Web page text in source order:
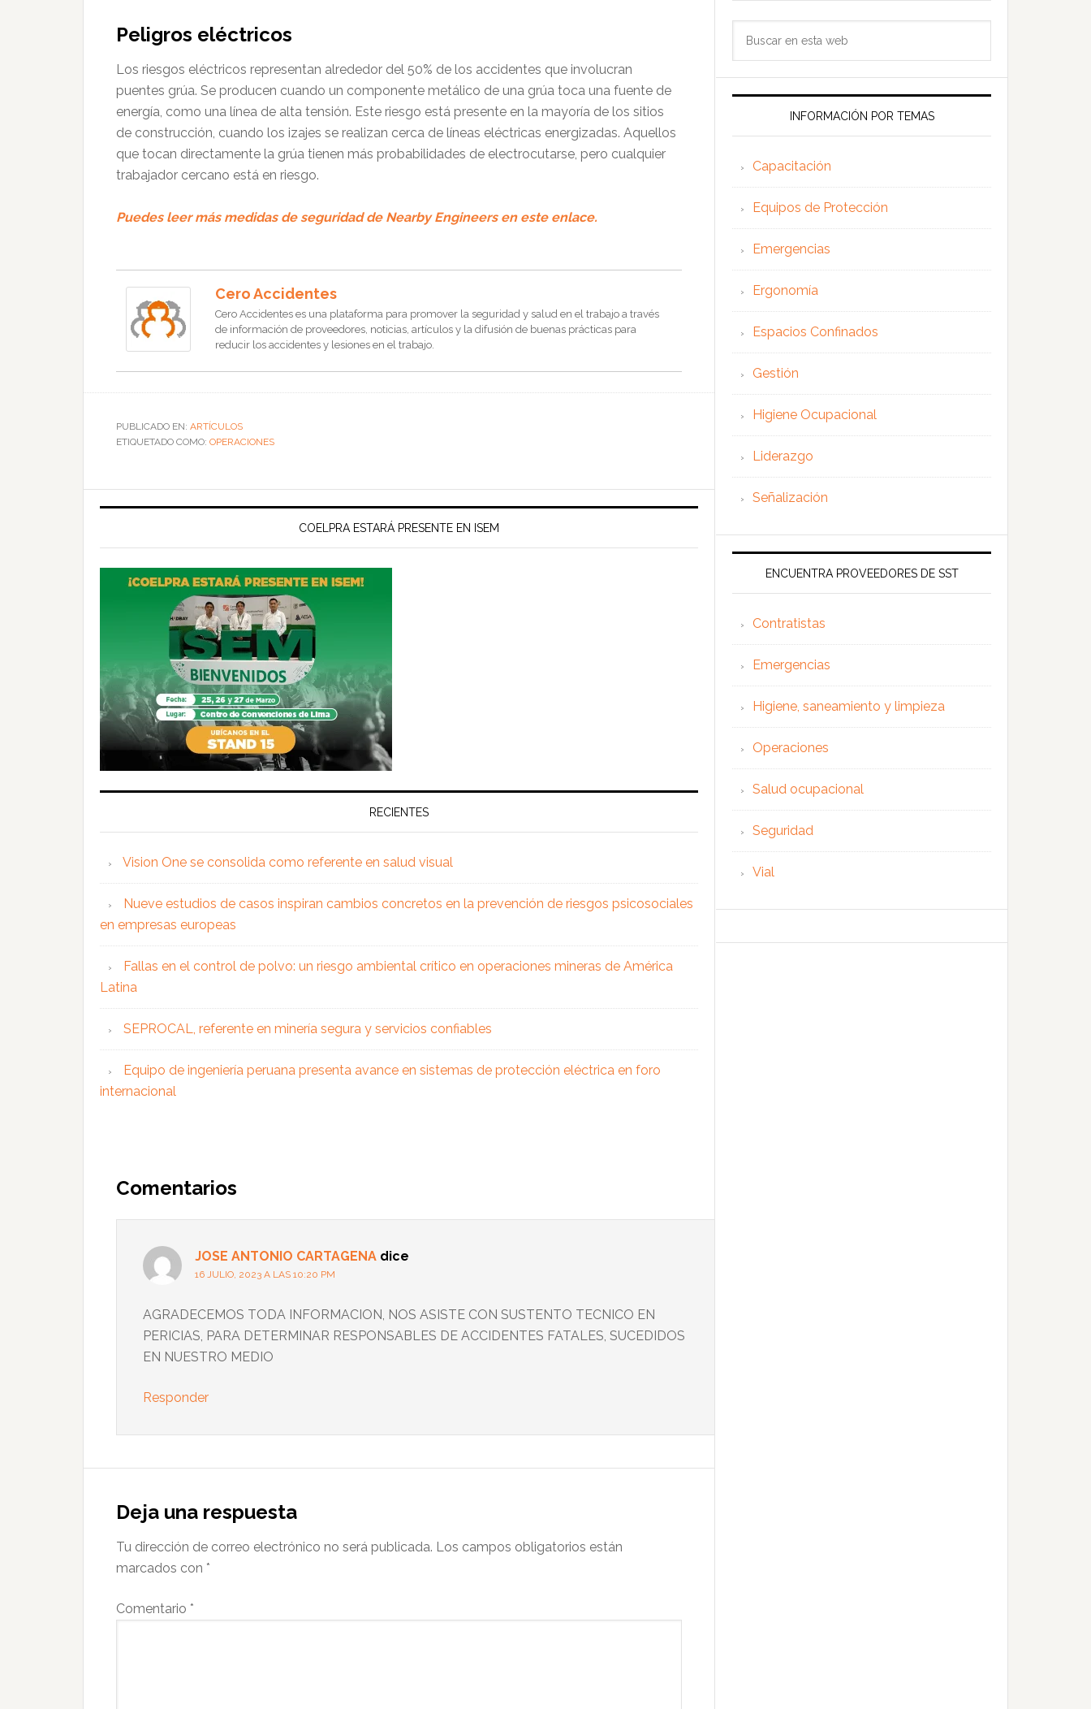
Peligros eléctricos
Los riesgos eléctricos representan alrededor del 50% de los accidentes que involucran
puentes grúa. Se producen cuando un componente metálico de una grúa toca una fuente de
energía, como una línea de alta tensión. Este riesgo está presente en la mayoría de los sitios
de construcción, cuando los izajes se realizan cerca de líneas eléctricas energizadas. Aquellos
que tocan directamente la grúa tienen más probabilidades de electrocutarse, pero cualquier
trabajador cercano está en riesgo.
Puedes leer más medidas de seguridad de Nearby Engineers en este enlace.
Cero Accidentes
Cero Accidentes es una plataforma para promover la seguridad y salud en el trabajo a través
de información de proveedores, noticias, artículos y la difusión de buenas prácticas para
reducir los accidentes y lesiones en el trabajo.
PUBLICADO EN: ARTÍCULOS
ETIQUETADO COMO: OPERACIONES
COELPRA ESTARÁ PRESENTE EN ISEM
RECIENTES
Vision One se consolida como referente en salud visual
Nueve estudios de casos inspiran cambios concretos en la prevención de riesgos psicosociales
en empresas europeas
Fallas en el control de polvo: un riesgo ambiental crítico en operaciones mineras de América
Latina
SEPROCAL, referente en minería segura y servicios confiables
Equipo de ingeniería peruana presenta avance en sistemas de protección eléctrica en foro
internacional
con
los
lectores
Comentarios
JOSE ANTONIO CARTAGENA dice
16 JULIO, 2023 A LAS 10:20 PM
AGRADECEMOS TODA INFORMACION, NOS ASISTE CON SUSTENTO TECNICO EN
PERICIAS, PARA DETERMINAR RESPONSABLES DE ACCIDENTES FATALES, SUCEDIDOS
EN NUESTRO MEDIO
Responder
Deja una respuesta
Tu dirección de correo electrónico no será publicada. Los campos obligatorios están
marcados con *
Comentario *
web
INFORMACIÓN POR TEMAS
Capacitación
Equipos de Protección
Emergencias
Ergonomía
Espacios Confinados
Gestión
Higiene Ocupacional
Liderazgo
Señalización
ENCUENTRA PROVEEDORES DE SST
Contratistas
Emergencias
Higiene, saneamiento y limpieza
Operaciones
Salud ocupacional
Seguridad
Vial